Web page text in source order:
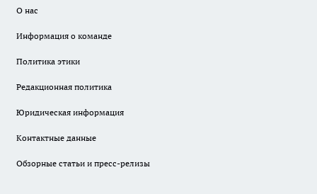
О нас
Информация о команде
Политика этики
Редакционная политика
Юридическая информация
Контактные данные
Обзорные статьи и пресс-релизы